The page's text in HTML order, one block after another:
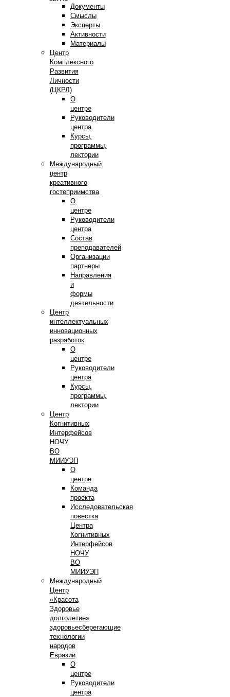
Документы
Смыслы
Эксперты
Активности
Материалы
Центр
Комплексного
Развития
Личности
(ЦКРЛ)
О
центре
Руководители
центра
Курсы,
программы,
лектории
Международный
центр
креативного
гостеприимства
О
центре
Руководители
центра
Состав
преподавателей
Организации
партнеры
Направления
и
формы
деятельности
Центр
интеллектуальных
инновационных
разработок
О
центре
Руководители
центра
Курсы,
программы,
лектории
Центр
Когнитивных
Интерфейсов
НОЧУ
ВО
МИИУЭП
О
центре
Команда
проекта
Исследовательская
повестка
Центра
Когнитивных
Интерфейсов
НОЧУ
ВО
МИИУЭП
Международный
Центр
«Красота
Здоровье
долголетие»
здоровьесберегающие
технологии
народов
Евразии
О
центре
Руководители
центра